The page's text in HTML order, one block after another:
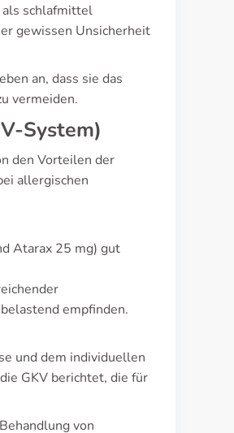
als schlafmittel
gewissen Unsicherheit
an, dass sie das
vermeiden.
System)
den Vorteilen der
allergischen
Atarax 25 mg) gut
empfinden.
und dem individuellen
GKV berichtet, die für
von